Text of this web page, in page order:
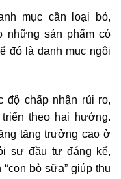
mục cần loại bỏ,
những sản phẩm có
đó là danh mục ngôi
độ chấp nhận rủi ro,
theo hai hướng.
tăng trưởng cao ở
sự đầu tư đáng kể,
bò sữa” giúp thu